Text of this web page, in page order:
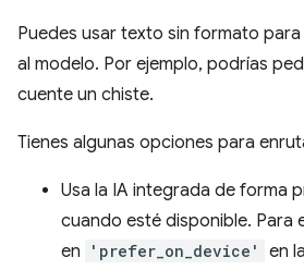
Puedes usar texto sin formato
al modelo. Por ejemplo, podrías
cuente un chiste.
Tienes algunas opciones para
Usa la IA integrada de forma
cuando esté disponible. Para
en 'prefer_on_device' en